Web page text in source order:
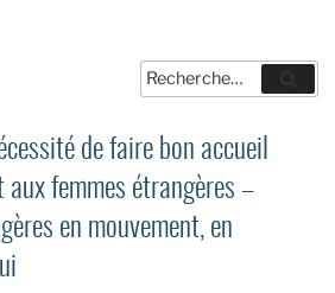
Recherche
pour
de faire bon accueil
aux femmes étrangères –
en mouvement, en